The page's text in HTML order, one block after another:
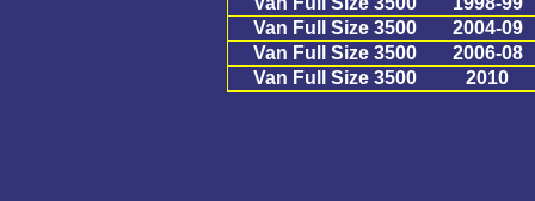
Van Full Size 3500
2004-09
Van Full Size 3500
2006-08
Van Full Size 3500
2010